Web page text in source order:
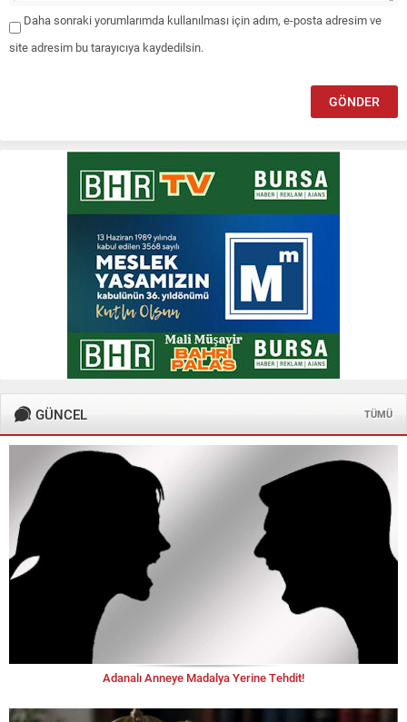
Daha sonraki yorumlarımda kullanılması için adım, e-posta adresim ve
site adresim bu tarayıcıya kaydedilsin.
GÜNCEL TÜMÜ
Adanalı Anneye Madalya Yerine Tehdit!